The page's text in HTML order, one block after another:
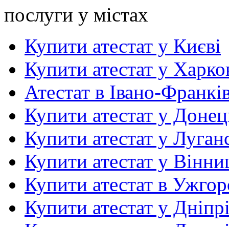
послуги у містах
Купити атестат у Києві
Купити атестат у
Атестат в Івано-
Купити атестат у
Купити атестат у
Купити атестат у
Купити атестат в
Купити атестат у